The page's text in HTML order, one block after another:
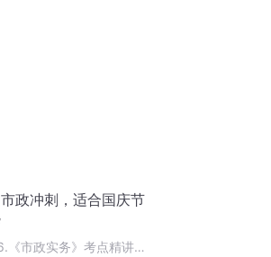
政冲刺，适合国庆节
《市政实务》考点精讲第